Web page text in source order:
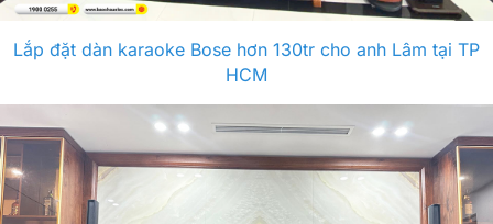
Lắp đặt dàn karaoke Bose hơn 130tr cho anh Lâm tại TP
HCM